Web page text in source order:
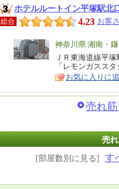
ホテルルートイン平塚駅北
総合 4.23 お客
エ
リ
ア
神奈川県 湘南・
特
徴
ＪＲ東海道線平
「レモンガスス
お気に入りに
売れ
売
[部屋数別に見る] す